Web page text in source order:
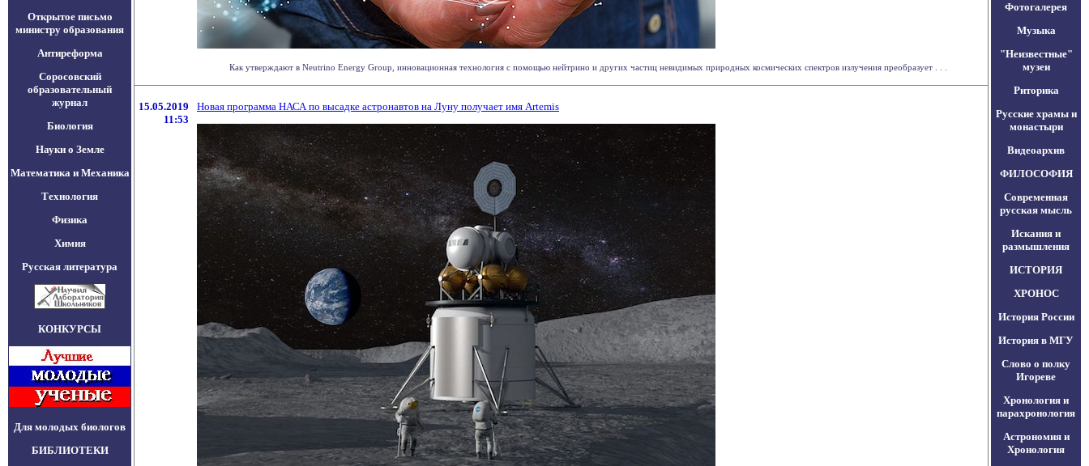
Открытое письмо
министру образования
Антиреформа
Соросовский
образовательный
журнал
Биология
Науки о Земле
Математика и Механика
Технология
Физика
Химия
Русская литература
КОНКУРСЫ
Для молодых биологов
БИБЛИОТЕКИ
Как утверждают в Neutrino Energy Group, инновационная технология с помощью нейтрино и других частиц невидимых природных космических спектров излучения преобразует . . .
15.05.2019
11:53
Новая программа НАСА по высадке астронавтов на Луну получает имя Artemis
Фотогалерея
Музыка
"Неизвестные"
музеи
Риторика
Русские храмы и
монастыри
Видеоархив
ФИЛОСОФИЯ
Современная
русская мысль
Искания и
размышления
ИСТОРИЯ
ХРОНОС
История России
История в МГУ
Слово о полку
Игореве
Хронология и
парахронология
Астрономия и
Хронология